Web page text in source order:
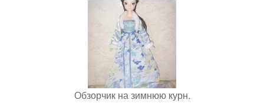
Обзорчик на зимнюю курн.